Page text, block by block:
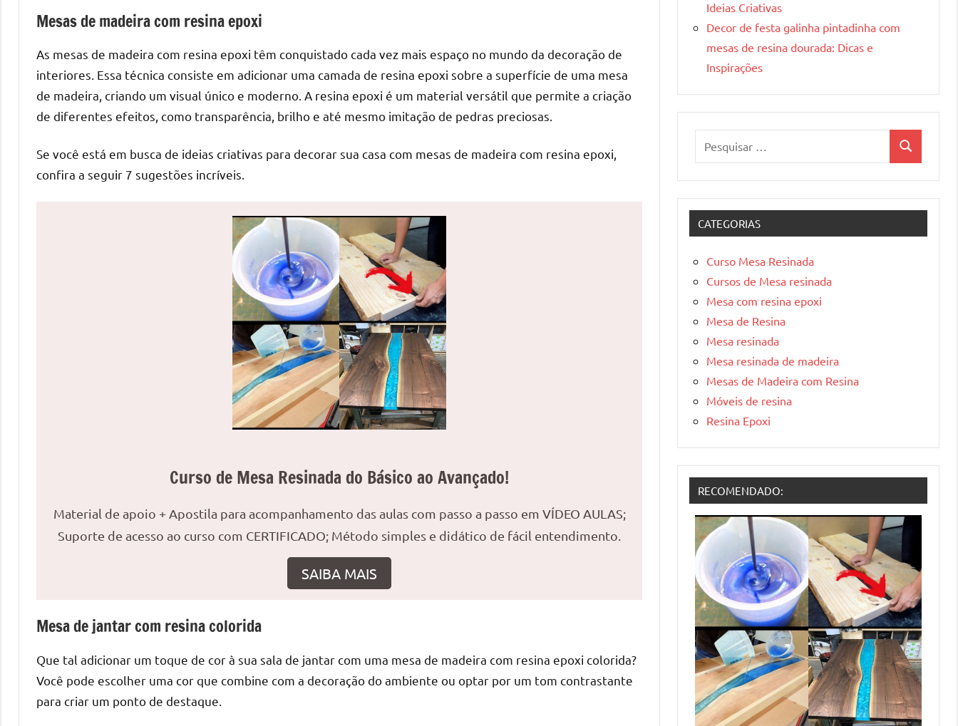
de
e
inovadoras
resinadas.
Quer
esteja
à
procura
de
uma
mesa
redonda
para
reuniões
ou
de
para
8
que
precisa
Mesas de madeira com resina epoxi
As mesas de madeira com resina epoxi têm conquistado cada vez mais espaço no mundo da decoração de
interiores. Essa técnica consiste em adicionar uma camada de resina epoxi sobre a superfície de uma mesa
de madeira, criando um visual único e moderno. A resina epoxi é um material versátil que permite a criação
de diferentes efeitos, como transparência, brilho e até mesmo imitação de pedras preciosas.
Se você está em busca de ideias criativas para decorar sua casa com mesas de madeira com resina epoxi,
confira a seguir 7 sugestões incríveis.
Curso de Mesa Resinada do Básico ao Avançado!
Material de apoio + Apostila para acompanhamento das aulas com passo a passo em VÍDEO AULAS;
Suporte de acesso ao curso com CERTIFICADO; Método simples e didático de fácil entendimento.
SAIBA MAIS
Mesa de jantar com resina colorida
Que tal adicionar um toque de cor à sua sala de jantar com uma mesa de madeira com resina epoxi colorida?
Você pode escolher uma cor que combine com a decoração do ambiente ou optar por um tom contrastante
para criar um ponto de destaque.
Ideias Criativas
Decor de festa galinha pintadinha com
mesas de resina dourada: Dicas e
Inspirações
Pesquisa
CATEGORIAS
Curso Mesa Resinada
Cursos de Mesa resinada
Mesa com resina epoxi
Mesa de Resina
Mesa resinada
Mesa resinada de madeira
Mesas de Madeira com Resina
Móveis de resina
Resina Epoxi
RECOMENDADO: